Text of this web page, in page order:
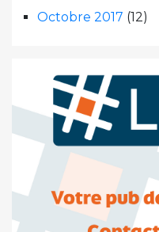
Octobre 2017 (12)